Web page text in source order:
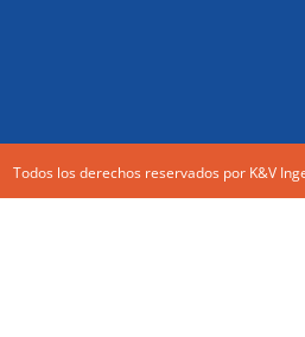
Todos los derechos reservados por K&V